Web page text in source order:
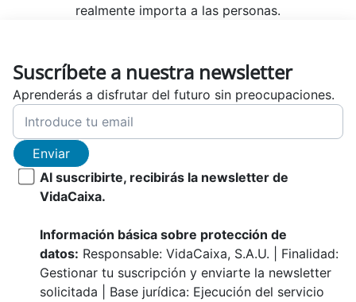
realmente importa a las personas.
Suscríbete a nuestra newsletter
Aprenderás a disfrutar del futuro sin preocupaciones.
Enviar
Al suscribirte, recibirás la newsletter de
VidaCaixa.
Información básica sobre protección de
datos: Responsable: VidaCaixa, S.A.U. | Finalidad:
Gestionar tu suscripción y enviarte la newsletter
solicitada | Base jurídica: Ejecución del servicio